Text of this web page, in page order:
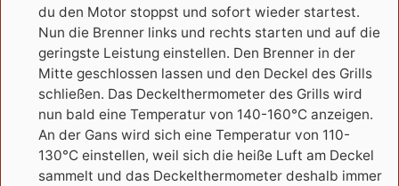
du den Motor stoppst und sofort wieder startest.
Nun die Brenner links und rechts starten und auf die
geringste Leistung einstellen. Den Brenner in der
Mitte geschlossen lassen und den Deckel des Grills
schließen. Das Deckelthermometer des Grills wird
nun bald eine Temperatur von 140-160°C anzeigen.
An der Gans wird sich eine Temperatur von 110-
130°C einstellen, weil sich die heiße Luft am Deckel
sammelt und das Deckelthermometer deshalb immer